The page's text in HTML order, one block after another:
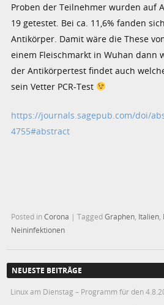
Proben der Teilnehmer wurden auf
19 getestet. Bei ca. 11,6% fanden
Antikörper. Damit wäre die These
einem Fleischmarkt in Wuhan dann
der Antikörpertest findet auch
sein Vetter PCR-Test
https://journals.sagepub.com/doi/
4755#abstract
Posted inCorona |TaggedGraphen Italien
Neininfektionen
NEUESTE BEITRÄGE
Linux am Dienstag – Programm für den